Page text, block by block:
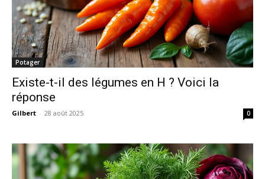
Potager
Existe-t-il des légumes en H ? Voici la
réponse
Gilbert - 28 août 2025 0